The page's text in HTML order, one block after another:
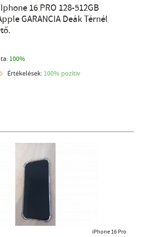
16 PRO 128-512GB
GARANCIA Deák Térnél
100%
Értékelések: 100% pozítiv
iPhone 16 Pro